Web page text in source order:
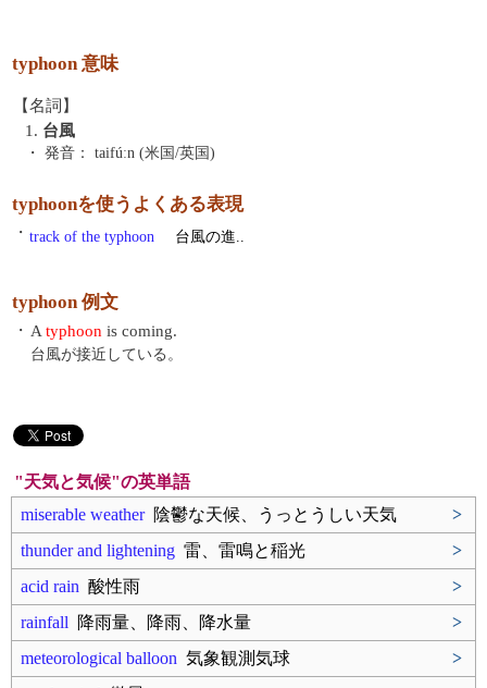
typhoon 意味
【名詞】
1. 台風
・ 発音： taifúːn (米国/英国)
typhoonを使うよくある表現
・ track of the typhoon 台風の進..
typhoon 例文
・ A typhoon is coming.
台風が接近している。
"天気と気候"の英単語
miserable weather陰鬱な天候、うっとうしい天気
>
thunder and lightening 雷、雷鳴と稲光
>
acid rain 酸性雨
>
rainfall 降雨量、降雨、降水量
>
meteorological balloon 気象観測気球
>